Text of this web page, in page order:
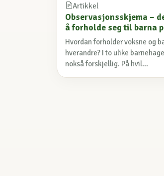
Artikkel
Observasjonsskjema –
å forholde seg til barna
Hvordan forholder voksne og
hverandre? I to ulike
nokså forskjellig. På hvil...